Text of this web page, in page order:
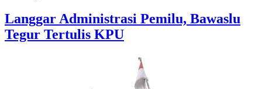
Langgar Administrasi Pemilu, Bawaslu
Tegur Tertulis KPU